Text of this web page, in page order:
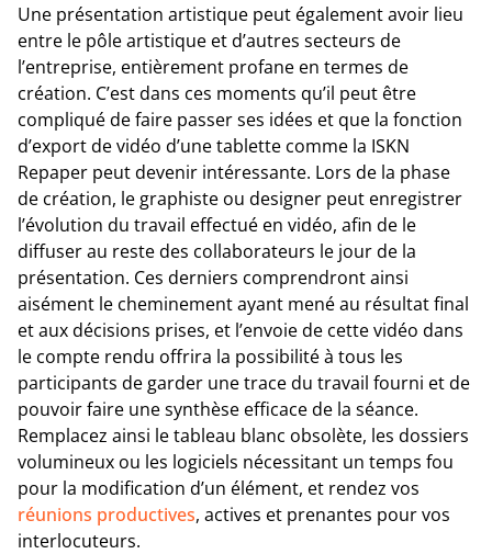
Une présentation artistique peut également avoir lieu
entre le pôle artistique et d’autres secteurs de
l’entreprise, entièrement profane en termes de
création. C’est dans ces moments qu’il peut être
compliqué de faire passer ses idées et que la fonction
d’export de vidéo d’une tablette comme la ISKN
Repaper peut devenir intéressante. Lors de la phase
de création, le graphiste ou designer peut enregistrer
l’évolution du travail effectué en vidéo, afin de le
diffuser au reste des collaborateurs le jour de la
présentation. Ces derniers comprendront ainsi
aisément le cheminement ayant mené au résultat final
et aux décisions prises, et l’envoie de cette vidéo dans
le compte rendu offrira la possibilité à tous les
participants de garder une trace du travail fourni et de
pouvoir faire une synthèse efficace de la séance.
Remplacez ainsi le tableau blanc obsolète, les dossiers
volumineux ou les logiciels nécessitant un temps fou
pour la modification d’un élément, et rendez vos
réunions productives, actives et prenantes pour vos
interlocuteurs.